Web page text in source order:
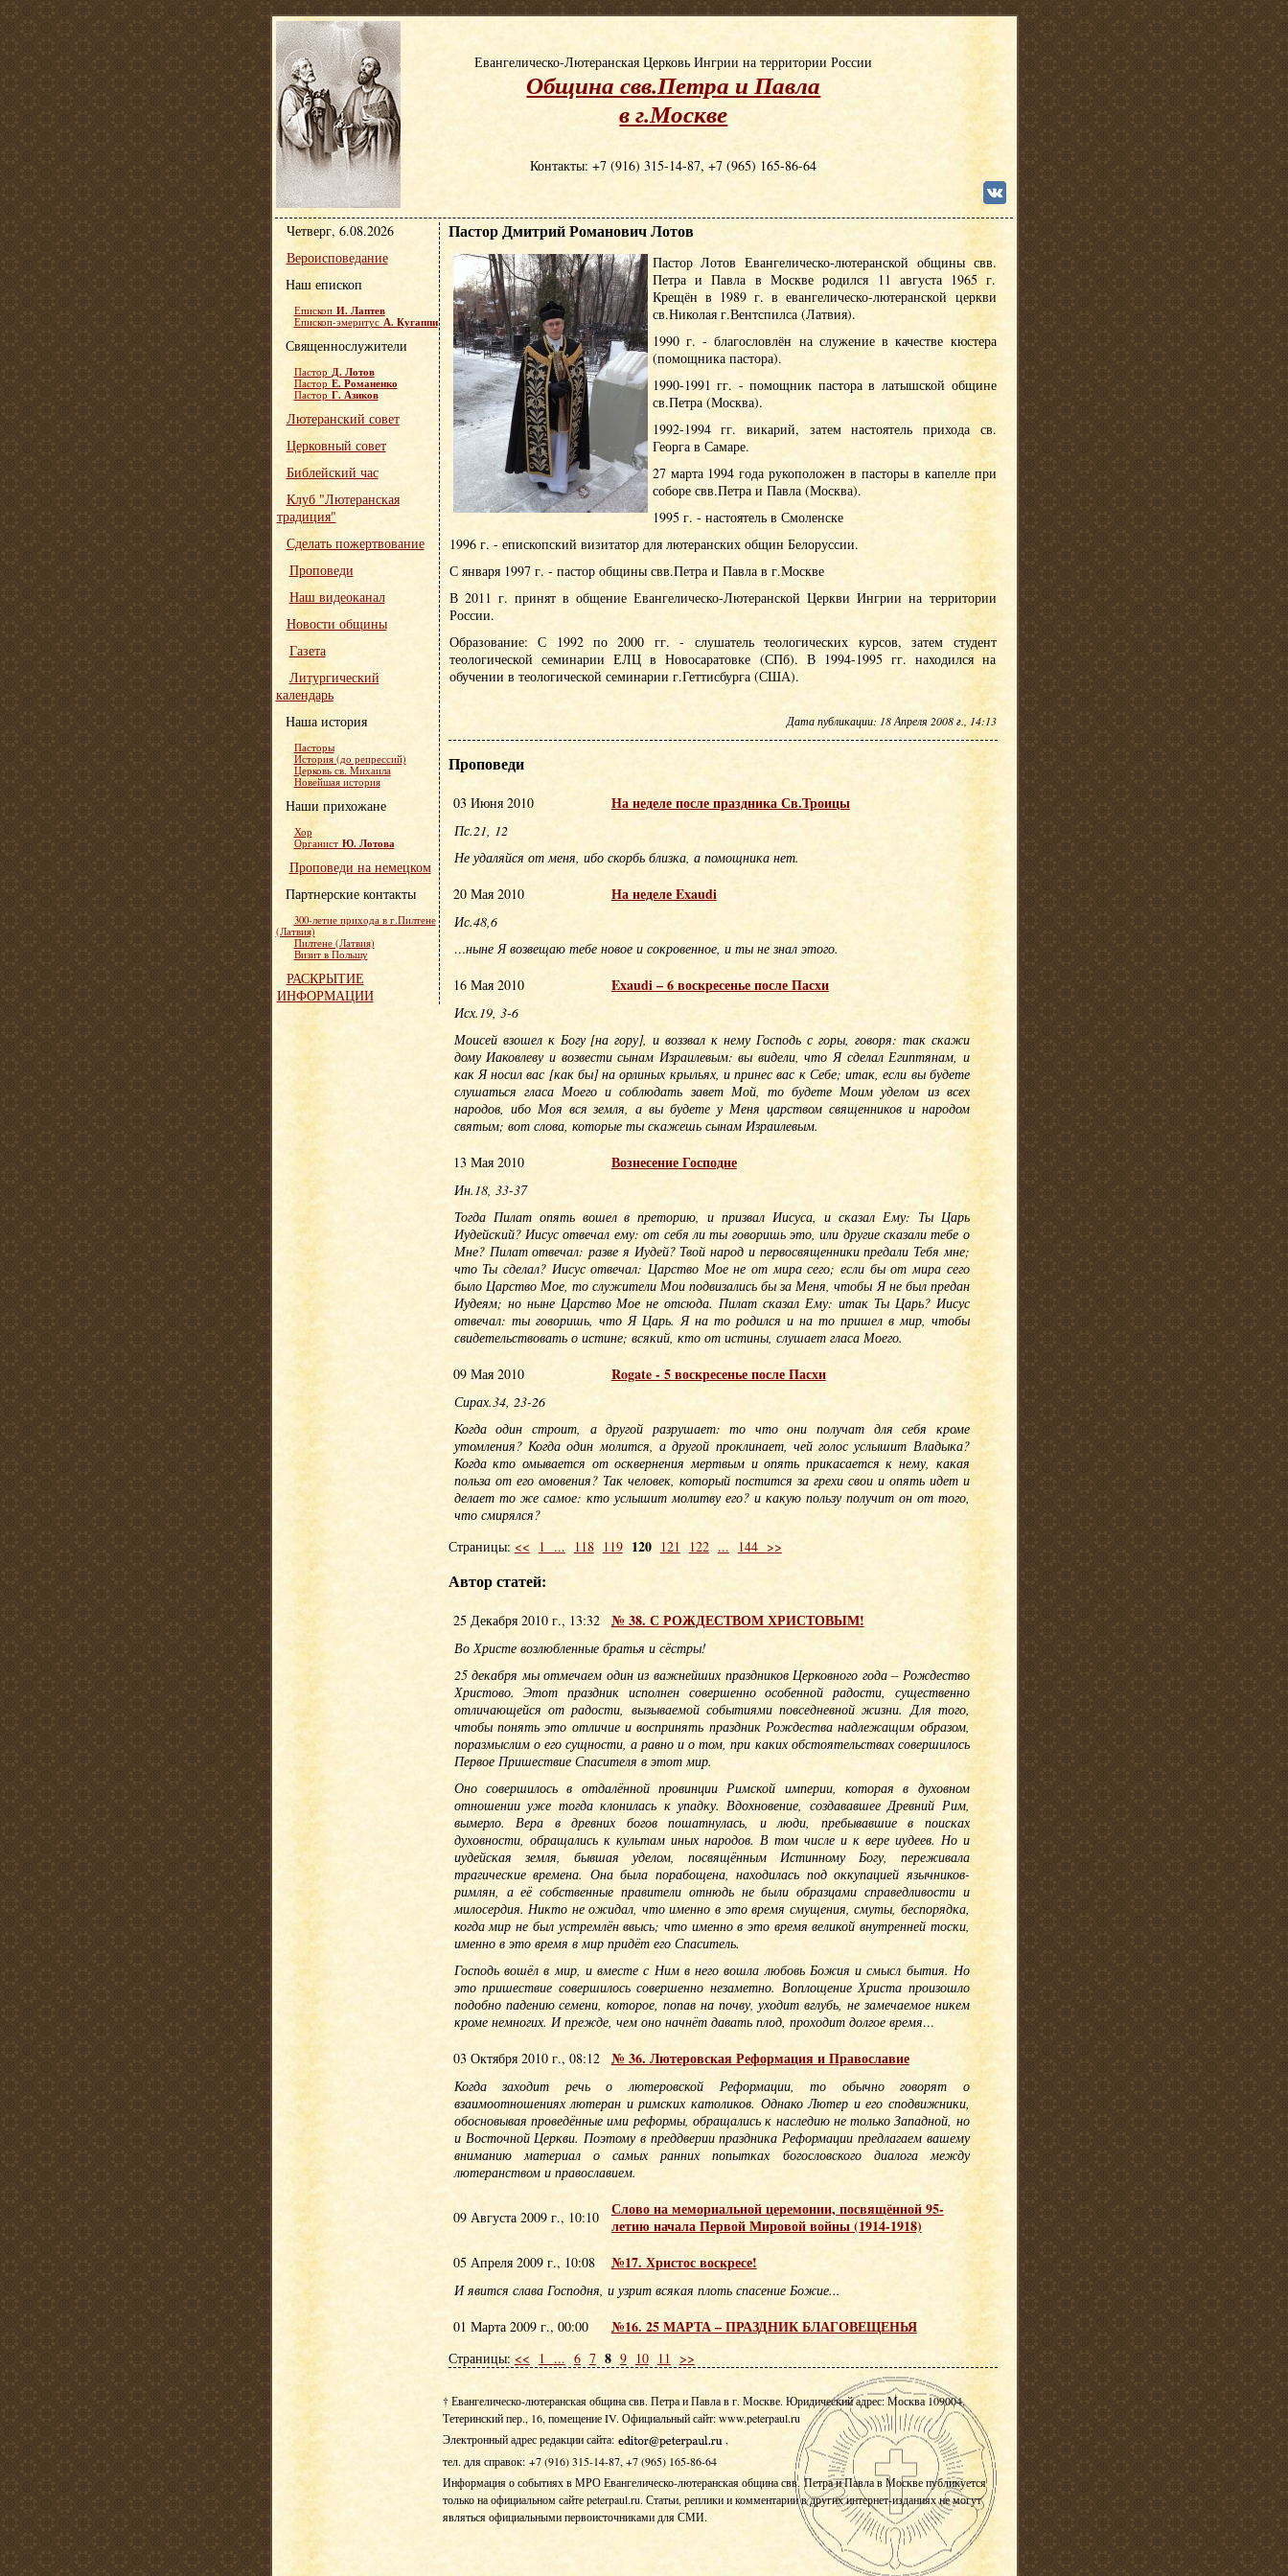
Евангелическо-Лютеранская Церковь Ингрии на территории России
Община свв.Петра и Павла
в г.Москве
Контакты: +7 (916) 315-14-87, +7 (965) 165-86-64
Пастор Дмитрий Романович Лотов
Пастор Лотов Евангелическо-лютеранской общины свв.
Петра и Павла в Москве родился 11 августа 1965 г.
Крещён в 1989 г. в евангелическо-лютеранской церкви
св.Николая г.Вентспилса (Латвия).
1990 г. - благословлён на служение в качестве кюстера
(помощника пастора).
1990-1991 гг. - помощник пастора в латышской общине
св.Петра (Москва).
1992-1994 гг. викарий, затем настоятель прихода св.
Георга в Самаре.
27 марта 1994 года рукоположен в пасторы в капелле при
соборе свв.Петра и Павла (Москва).
1995 г. - настоятель в Смоленске
1996 г. - епископский визитатор для лютеранских общин Белоруссии.
С января 1997 г. - пастор общины свв.Петра и Павла в г.Москве
В 2011 г. принят в общение Евангелическо-Лютеранской Церкви Ингрии на территории
России.
Образование: С 1992 по 2000 гг. - слушатель теологических курсов, затем студент
теологической семинарии ЕЛЦ в Новосаратовке (СПб). В 1994-1995 гг. находился на
обучении в теологической семинарии г.Геттисбурга (США).
Дата публикации: 18 Апреля 2008 г., 14:13
Проповеди
03 Июня 2010 На неделе после праздника Св.Троицы
Пс.21, 12
Не удаляйся от меня, ибо скорбь близка, а помощника нет.
20 Мая 2010
На неделе Exaudi
Ис.48,6
…ныне Я возвещаю тебе новое и сокровенное, и ты не знал этого.
16 Мая 2010
Exaudi – 6 воскресенье после Пасхи
Исх.19, 3-6
Моисей взошел к Богу [на гору], и воззвал к нему Господь с горы, говоря: так скажи
дому Иаковлеву и возвести сынам Израилевым: вы видели, что Я сделал Египтянам, и
как Я носил вас [как бы] на орлиных крыльях, и принес вас к Себе; итак, если вы будете
слушаться гласа Моего и соблюдать завет Мой, то будете Моим уделом из всех
народов, ибо Моя вся земля, а вы будете у Меня царством священников и народом
святым; вот слова, которые ты скажешь сынам Израилевым.
13 Мая 2010
Вознесение Господне
Ин.18, 33-37
Тогда Пилат опять вошел в преторию, и призвал Иисуса, и сказал Ему: Ты Царь
Иудейский? Иисус отвечал ему: от себя ли ты говоришь это, или другие сказали тебе о
Мне? Пилат отвечал: разве я Иудей? Твой народ и первосвященники предали Тебя мне;
что Ты сделал? Иисус отвечал: Царство Мое не от мира сего; если бы от мира сего
было Царство Мое, то служители Мои подвизались бы за Меня, чтобы Я не был предан
Иудеям; но ныне Царство Мое не отсюда. Пилат сказал Ему: итак Ты Царь? Иисус
отвечал: ты говоришь, что Я Царь. Я на то родился и на то пришел в мир, чтобы
свидетельствовать о истине; всякий, кто от истины, слушает гласа Моего.
09 Мая 2010
Rogate - 5 воскресенье после Пасхи
Сирах.34, 23-26
Когда один строит, а другой разрушает: то что они получат для себя кроме
утомления? Когда один молится, а другой проклинает, чей голос услышит Владыка?
Когда кто омывается от осквернения мертвым и опять прикасается к нему, какая
польза от его омовения? Так человек, который постится за грехи свои и опять идет и
делает то же самое: кто услышит молитву его? и какую пользу получит он от того,
что смирялся?
Страницы: << 1 ... 118 119 120 121 122 ... 144 >>
Автор статей:
25 Декабря 2010 г., 13:32 № 38. С РОЖДЕСТВОМ ХРИСТОВЫМ!
Во Христе возлюбленные братья и сёстры!
25 декабря мы отмечаем один из важнейших праздников Церковного года – Рождество
Христово. Этот праздник исполнен совершенно особенной радости, существенно
отличающейся от радости, вызываемой событиями повседневной жизни. Для того,
чтобы понять это отличие и воспринять праздник Рождества надлежащим образом,
поразмыслим о его сущности, а равно и о том, при каких обстоятельствах совершилось
Первое Пришествие Спасителя в этот мир.
Оно совершилось в отдалённой провинции Римской империи, которая в духовном
отношении уже тогда клонилась к упадку. Вдохновение, создававшее Древний Рим,
вымерло. Вера в древних богов пошатнулась, и люди, пребывавшие в поисках
духовности, обращались к культам иных народов. В том числе и к вере иудеев. Но и
иудейская земля, бывшая уделом, посвящённым Истинному Богу, переживала
трагические времена. Она была порабощена, находилась под оккупацией язычников-
римлян, а её собственные правители отнюдь не были образцами справедливости и
милосердия. Никто не ожидал, что именно в это время смущения, смуты, беспорядка,
когда мир не был устремлён ввысь; что именно в это время великой внутренней тоски,
именно в это время в мир придёт его Спаситель.
Господь вошёл в мир, и вместе с Ним в него вошла любовь Божия и смысл бытия. Но
это пришествие совершилось совершенно незаметно. Воплощение Христа произошло
подобно падению семени, которое, попав на почву, уходит вглубь, не замечаемое никем
кроме немногих. И прежде, чем оно начнёт давать плод, проходит долгое время…
03 Октября 2010 г., 08:12
№ 36. Лютеровская Реформация и Православие
Когда заходит речь о лютеровской Реформации, то обычно говорят о
взаимоотношениях лютеран и римских католиков. Однако Лютер и его сподвижники,
обосновывая проведённые ими реформы, обращались к наследию не только Западной, но
и Восточной Церкви. Поэтому в преддверии праздника Реформации предлагаем вашему
вниманию материал о самых ранних попытках богословского диалога между
лютеранством и православием.
09 Августа 2009 г., 10:10
Слово на мемориальной церемонии, посвящённой 95-
летию начала Первой Мировой войны (1914-1918)
05 Апреля 2009 г., 10:08 №17. Христос воскресе!
И явится слава Господня, и узрит всякая плоть спасение Божие...
01 Марта 2009 г., 00:00
№16. 25 МАРТА – ПРАЗДНИК БЛАГОВЕЩЕНЬЯ
Страницы: << 1 ... 6 7 8 9 10 11 >>
Четверг, 6.08.2026
Вероисповедание
Наш епископ
Епископ И. Лаптев
Епископ-эмеритус А. Кугаппи
Священнослужители
Пастор Д. Лотов
Пастор Е. Романенко
Пастор Г. Азиков
Лютеранский совет
Церковный совет
Библейский час
Клуб "Лютеранская
традиция"
Сделать пожертвование
Проповеди
Наш видеоканал
Новости общины
Газета
Литургический
календарь
Наша история
Пасторы
История (до репрессий)
Церковь св. Михаила
Новейшая история
Наши прихожане
Хор
Органист Ю. Лотова
Проповеди на немецком
Партнерские контакты
300-летие прихода в г.Пилтене
(Латвия)
Пилтене (Латвия)
Визит в Польшу
РАСКРЫТИЕ
ИНФОРМАЦИИ
† Евангелическо-лютеранская община свв. Петра и Павла в г. Москве. Юридический адрес: Москва 109004,
Тетеринский пер., 16, помещение IV. Официальный сайт: www.peterpaul.ru
Электронный адрес редакции сайта:
,
тел. для справок: +7 (916) 315-14-87, +7 (965) 165-86-64
Информация о событиях в МРО Евангелическо-лютеранская община свв. Петра и Павла в Москве публикуется
только на официальном сайте peterpaul.ru. Статьи, реплики и комментарии в других интернет-изданиях не могут
являться официальными первоисточниками для СМИ.